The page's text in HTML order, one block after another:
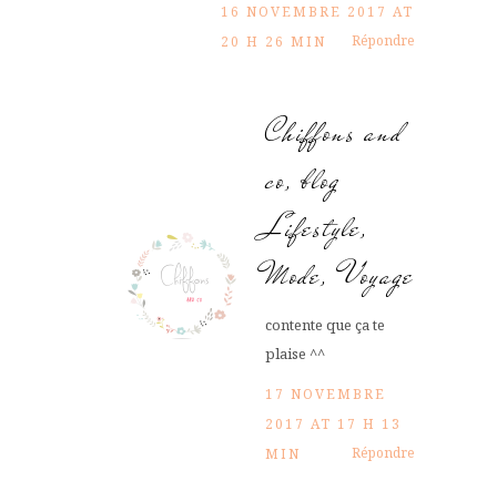
16 NOVEMBRE 2017 AT
20 H 26 MIN
Répondre
Chiffons and
co, blog
Lifestyle,
Mode, Voyage
contente que ça te
plaise ^^
17 NOVEMBRE
2017 AT 17 H 13
MIN
Répondre